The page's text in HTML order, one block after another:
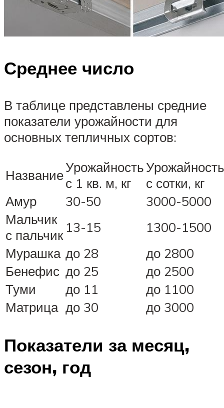
Среднее число
В таблице представлены средние
показатели урожайности для
основных тепличных сортов:
НазваниеУрожайность
с 1 кв. м, кг
Урожайность
с сотки, кг
Амур
30-50
3000-5000
Мальчик
с пальчик 13-15
1300-1500
Мурашка до 28
до 2800
Бенефис до 25
до 2500
Туми
до 11
до 1100
Матрица до 30 до 3000
Показатели за месяц,
сезон, год